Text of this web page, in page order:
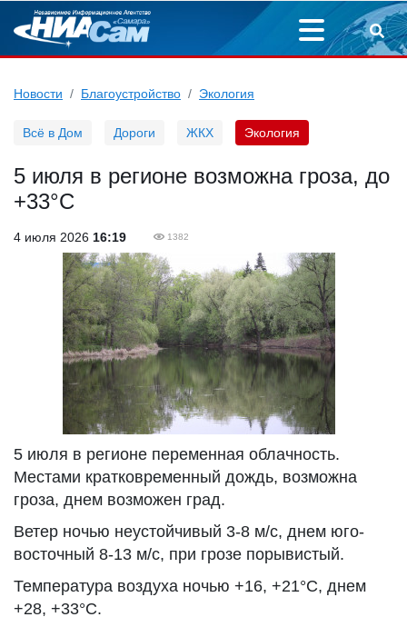
Новости Благоустройство Экология
Всё в Дом Дороги ЖКХ Экология
5 июля в регионе возможна гроза, до
+33°С
4 июля 2026 16:19 1382
5 июля в регионе переменная облачность.
Местами кратковременный дождь, возможна
гроза, днем возможен град.
Ветер ночью неустойчивый 3-8 м/с, днем юго-
восточный 8-13 м/с, при грозе порывистый.
Температура воздуха ночью +16, +21°С, днем
+28, +33°С.